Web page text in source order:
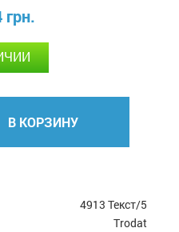
грн.
В КОРЗИНУ
4913 Текст/5
Trodat